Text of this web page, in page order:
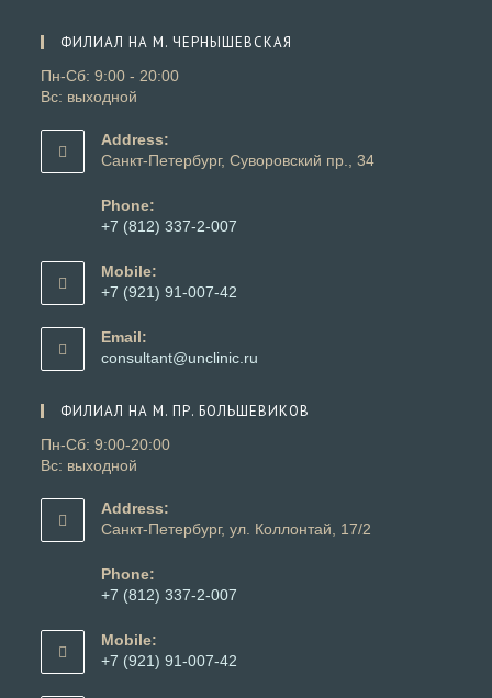
вкладке
ФИЛИАЛ НА М. ЧЕРНЫШЕВСКАЯ
Пн-Сб: 9:00 - 20:00
Вс: выходной
Address:
Санкт-Петербург, Суворовский пр., 34
Phone:
+7 (812) 337-2-007
в
вашем
Mobile:
+7 (921) 91-007-42
в
вашем
Email:
consultant@unclinic.ru
приложении
ФИЛИАЛ НА М. ПР. БОЛЬШЕВИКОВ
Пн-Сб: 9:00-20:00
Вс: выходной
Address:
Санкт-Петербург, ул. Коллонтай, 17/2
Phone:
+7 (812) 337-2-007
в
вашем
Mobile:
+7 (921) 91-007-42